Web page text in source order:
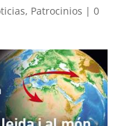
, Patrocinios | 0